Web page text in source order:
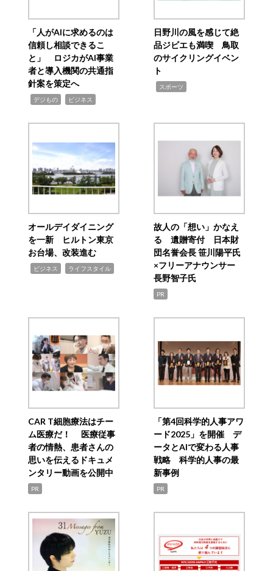
「人がAIに求めるのは
信頼し相談できるこ
と」 ロジカがAI事業
者と導入機関の共通指
針案を策定へ
デジもの ビジネス
日野川の風を感じて絶
品ジビエも満喫 鳥取
のサイクリングイベン
ト
スポーツ
オールデイダイニング
を一新 ヒルトン東京
お台場、改装進む
ビジネス ライフスタイル
故人の「想い」かなえ
る 遺贈寄付 日本財
団名誉会長 笹川陽平氏
×フリーアナウンサー
長野智子氏
PR
CAR T細胞療法はチー
ム医療だ！ 医療従事
者の情熱、患者さんの
思いを伝えるドキュメ
ンタリー動画を公開中
PR
「第4回科学的人事アワ
ード2025」を開催 デ
ータとAIで変わる人事
戦略 科学的人事の最
新事例
PR